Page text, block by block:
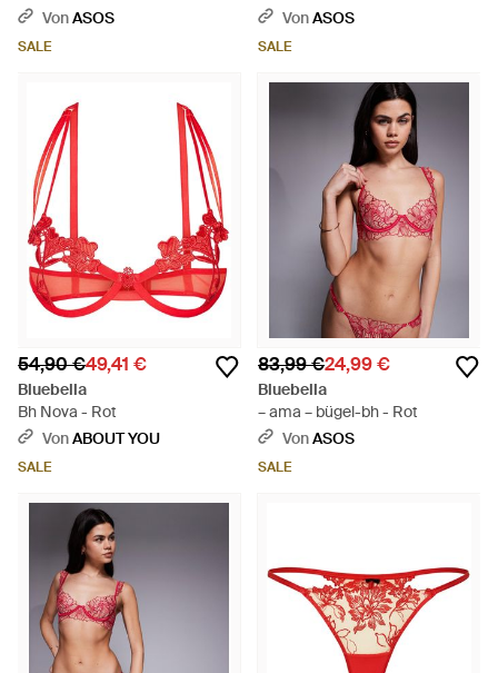
VonASOS
SALE
VonASOS
SALE
54,90 €49,41 €
Bluebella
Bh Nova - Rot
VonABOUT YOU
SALE
83,99 €24,99 €
Bluebella
– ama – bügel-bh - Rot
VonASOS
SALE